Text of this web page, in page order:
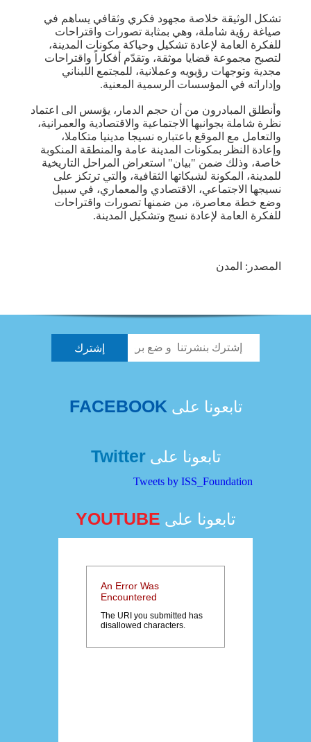
تشكل الوثيقة خلاصة مجهود فكري وثقافي يساهم في
صياغة رؤية شاملة، وهي بمثابة تصورات واقتراحات
للفكرة العامة لإعادة تشكيل وحياكة مكونات المدينة،
لتصبح مجموعة قضايا موثقة، وتقدّم أفكاراً واقتراحات
مجدية وتوجهات رؤيويه وعملانية، للمجتمع اللبناني
وإداراته في المؤسسات الرسمية المعنية.
وأنطلق المبادرون من أن حجم الدمار، يؤسس الى اعتماد
نظرة شاملة بجوانبها الاجتماعية والاقتصادية والعمرانية،
والتعامل مع الموقع باعتباره نسيجا مدينيا متكاملا،
وإعادة النظر بمكونات المدينة عامة والمنطقة المنكوبة
خاصة، وذلك ضمن "بيان" استعراض المراحل التاريخية
للمدينة، المكونة لشبكاتها الثقافية، والتي ترتكز على
نسيجها الاجتماعي، الاقتصادي والمعماري، في سبيل
وضع خطة معاصرة، من ضمنها تصورات واقتراحات
للفكرة العامة لإعادة نسج وتشكيل المدينة.
المصدر: المدن
تابعونا علىFACEBOOK
تابعونا علىTwitter
Tweets by ISS_Foundation
تابعونا على YOUTUBE